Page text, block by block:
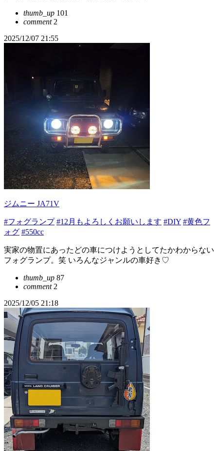
thumb_up 101
comment2
2025/12/07 21:55
ジムニー JA71V
#フォグランプ #12月もよろしくお願いします #DIY #黄色フ
ォグ #550cc
実家の物置にあったどの車につけようとしてたかわからない
フォグランプ。笑 いろんなジャンルの車好き♡
thumb_up 87
comment2
2025/12/05 21:18